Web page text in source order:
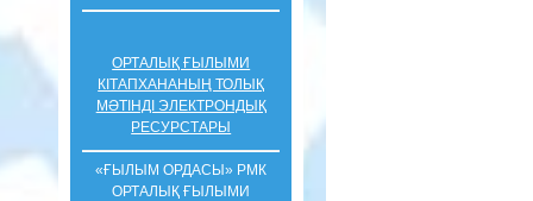
ОРТАЛЫҚ ҒЫЛЫМИ
КІТАПХАНАНЫҢ ТОЛЫҚ
МӘТІНДІ ЭЛЕКТРОНДЫҚ
РЕСУРСТАРЫ
«ҒЫЛЫМ ОРДАСЫ» РМК
ОРТАЛЫҚ ҒЫЛЫМИ